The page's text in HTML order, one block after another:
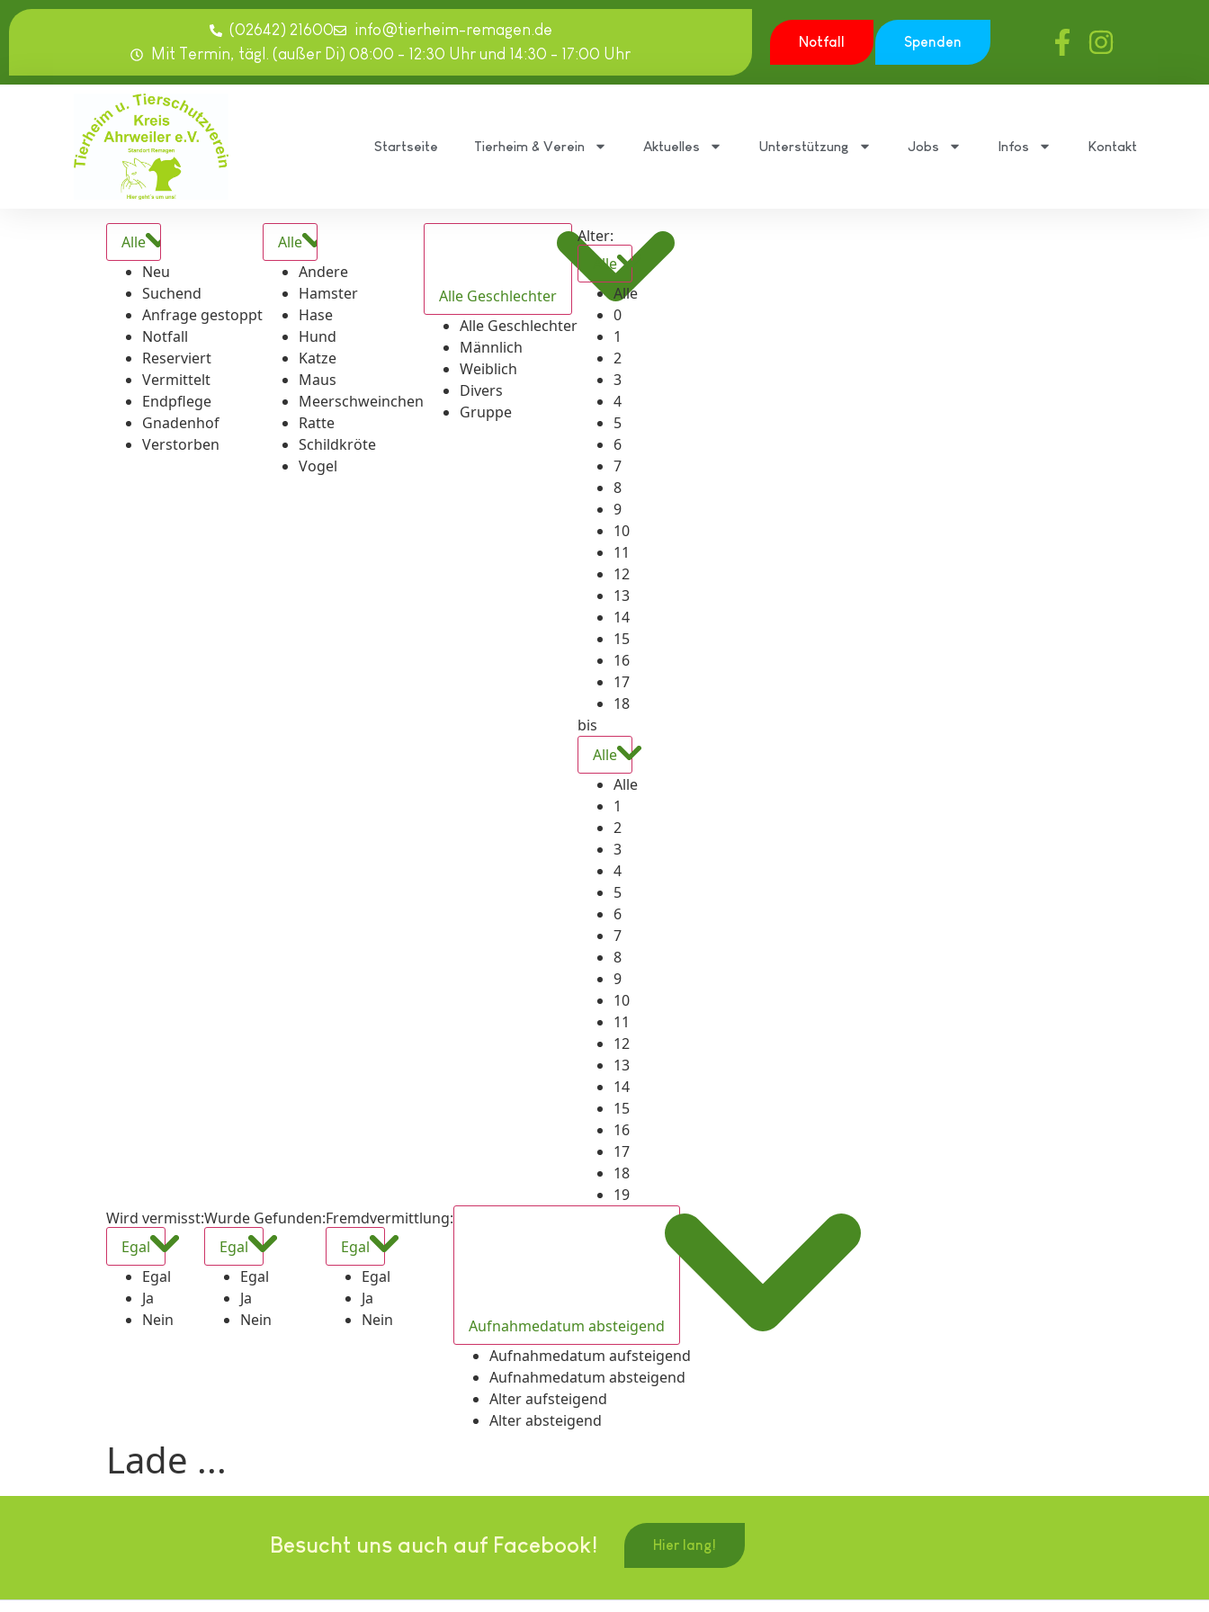
springen
(02642) 21600
info@tierheim-remagen.de
Mit Termin, tägl. (außer Di) 08:00 - 12:30 Uhr und 14:30 - 17:00 Uhr
Notfall Spenden
Startseite Tierheim & Verein Aktuelles Unterstützung Jobs Infos Kontakt
Alle
Neu
Suchend
Anfrage gestoppt
Notfall
Reserviert
Vermittelt
Endpflege
Gnadenhof
Verstorben
Alle
Andere
Hamster
Hase
Hund
Katze
Maus
Meerschweinchen
Ratte
Schildkröte
Vogel
Alle Geschlechter
Alle Geschlechter
Männlich
Weiblich
Divers
Gruppe
Alter:
Alle
Alle
0
1
2
3
4
5
6
7
8
9
10
11
12
13
14
15
16
17
18
bis
Alle
Alle
1
2
3
4
5
6
7
8
9
10
11
12
13
14
15
16
17
18
19
Wird vermisst:
Egal
Egal
Ja
Nein
Wurde Gefunden:
Egal
Egal
Ja
Nein
Fremdvermittlung:
Egal
Egal
Ja
Nein
Aufnahmedatum absteigend
Aufnahmedatum aufsteigend
Aufnahmedatum absteigend
Alter aufsteigend
Alter absteigend
Lade ...
Besucht uns auch auf Facebook! Hier lang!